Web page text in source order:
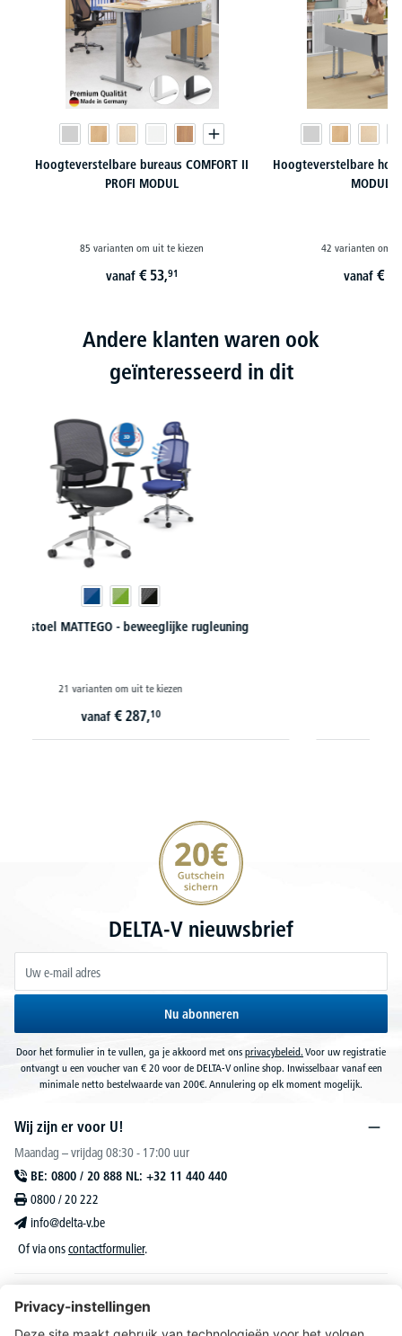
Hoogteverstelbare bureaus COMFORT II
PROFI MODUL
85 varianten om uit te kiezen
vanaf € 53,91
Hoogteverstelbare
MODUL-
42 varianten om
vanaf €
Andere klanten waren ook
geïnteresseerd in dit
Directiestoel NIZZA
vanaf
20€ korting verzekeren
DELTA-V nieuwsbrief
Nu abonneren
Door het formulier in te vullen, ga je akkoord met ons privacybeleid. Voor uw registratie
ontvangt u een voucher van € 20 voor de DELTA-V online shop. Inwisselbaar vanaf een
minimale netto bestelwaarde van 200€. Annulering op elk moment mogelijk.
Wij zijn er voor U!
Maandag – vrijdag 08:30 - 17:00 uur
BE: 0800 / 20 888 NL: +32 11 440 440
0800 / 20 222
info@delta-v.be
Of via onscontactformulier.
DELTA-V Lucas